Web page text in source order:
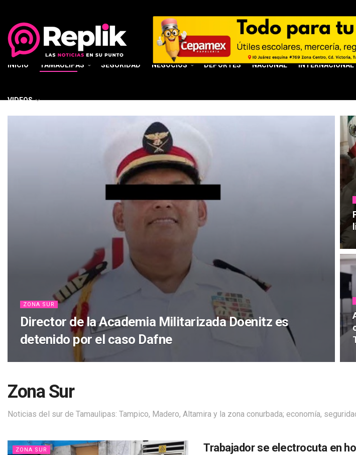
INICIO TAMAULIPAS SEGURIDAD NEGOCIOS DEPORTES NACIONAL INTERNACIONAL
VIDEOS
ZONA SUR
Director de la Academia Militarizada Doenitz es
detenido por el caso Dafne
Zona Sur
Noticias del sur de Tamaulipas: Tampico, Madero, Altamira y la zona conurbada; economía,
ZONA SUR
Trabajador se electrocuta en